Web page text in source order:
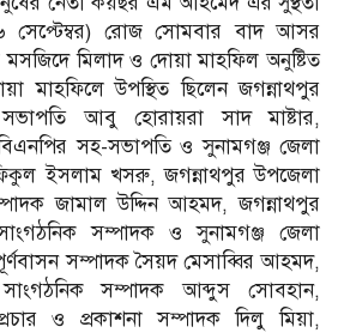
রোজ সোমবার বাদ আসর
মিলাদ ও দোয়া মাহফিল অনুষ্টিত
মাহফিলে উপস্থিত ছিলেন জগন্নাথপুর
আবু হোরায়রা সাদ মাষ্টার,
সহ-সভাপতি ও সুনামগঞ্জ জেলা
ইসলাম খসরু, জগন্নাথপুর উপজেলা
জামাল উদ্দিন আহমদ, জগন্নাথপুর
সম্পাদক ও সুনামগঞ্জ জেলা
সম্পাদক সৈয়দ মেসাব্বির আহমদ,
সম্পাদক আব্দুস সোবহান,
ও প্রকাশনা সম্পাদক দিলু মিয়া,